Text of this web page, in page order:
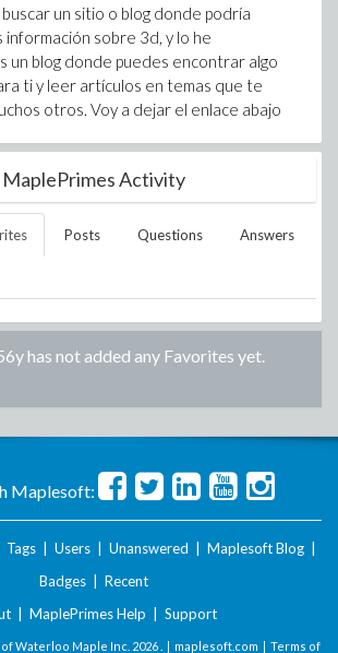
un sitio o blog donde podría
información sobre 3d, y lo he
un blog donde puedes encontrar algo
ti y leer artículos en temas que te
otros. Voy a dejar el enlace abajo
MaplePrimes Activity
Posts Questions Answers
has not added any Favorites yet.
Maplesoft:
Tags Users Unanswered Maplesoft Blog
Badges
Recent
MaplePrimes Help Support
Waterloo Maple Inc. 2026 . | maplesoft.com | Terms of